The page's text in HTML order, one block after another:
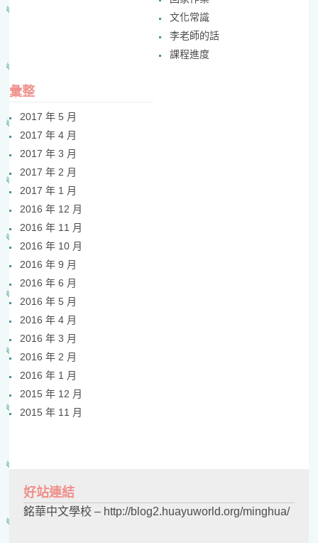
文化常識
李老師的話
課程進度
彙整
2017 年 5 月
2017 年 4 月
2017 年 3 月
2017 年 2 月
2017 年 1 月
2016 年 12 月
2016 年 11 月
2016 年 10 月
2016 年 9 月
2016 年 6 月
2016 年 5 月
2016 年 4 月
2016 年 3 月
2016 年 2 月
2016 年 1 月
2015 年 12 月
2015 年 11 月
好站連結
銘華中文學校 – http://blog2.huayuworld.org/minghua/